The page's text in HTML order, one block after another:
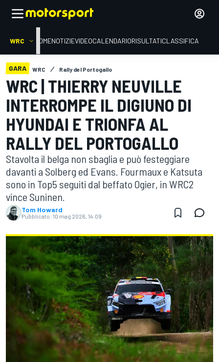
WRC HOMENOTIZIEVIDEOCALENDARIORISULTATICLASSIFICA
GARA WRC Rally del Portogallo
WRC | THIERRY NEUVILLE
INTERROMPE IL DIGIUNO DI
HYUNDAI E TRIONFA AL
RALLY DEL PORTOGALLO
Stavolta il belga non sbaglia e può festeggiare
davanti a Solberg ed Evans. Fourmaux e Katsuta
sono in Top5 seguiti dal beffato Ogier, in WRC2
vince Suninen.
Tom Howard
Pubblicato: 10 mag 2026, 14:09